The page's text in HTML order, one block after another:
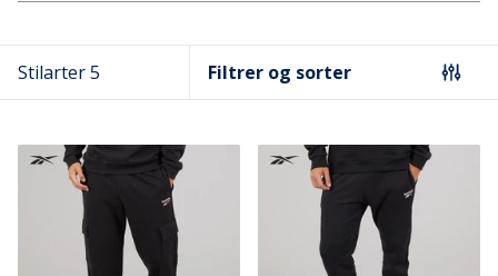
Stilarter 5 Filtrer og sorter